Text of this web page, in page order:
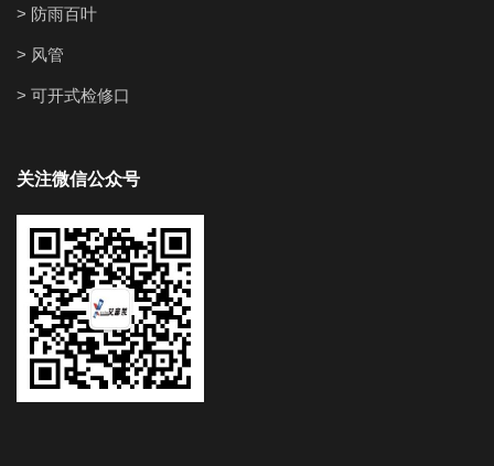
> 防雨百叶
> 风管
> 可开式检修口
关注微信公众号